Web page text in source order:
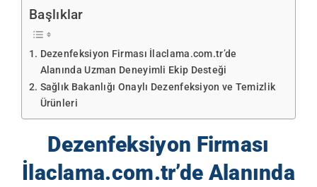
Başlıklar
Dezenfeksiyon Firması İlaclama.com.tr’de
Alanında Uzman Deneyimli Ekip Desteği
Sağlık Bakanlığı Onaylı Dezenfeksiyon ve Temizlik
Ürünleri
Dezenfeksiyon Firması
İlaclama.com.tr’de Alanında